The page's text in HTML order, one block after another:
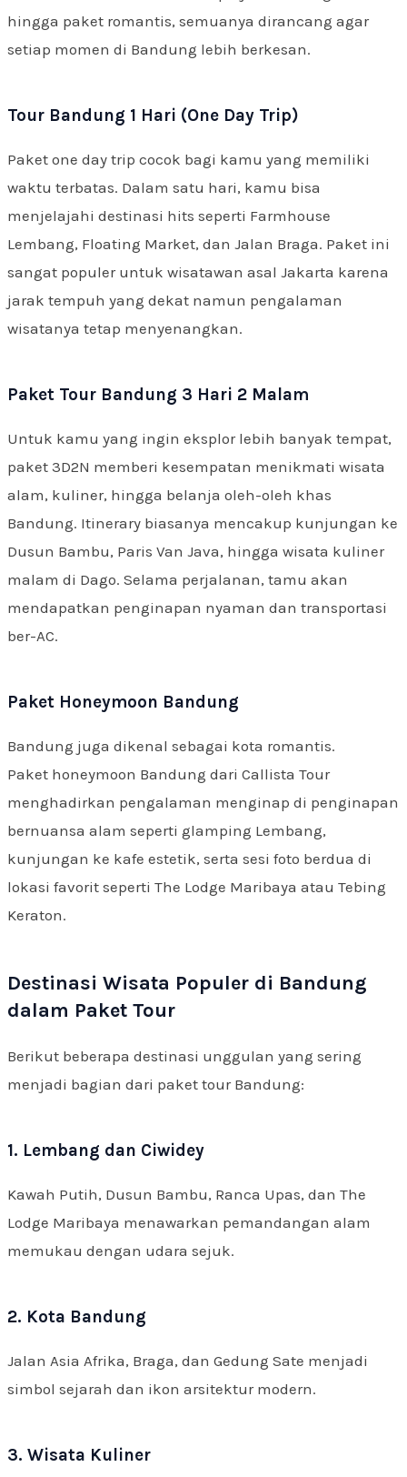
hingga paket romantis, semuanya dirancang agar
setiap momen di Bandung lebih berkesan.
Tour Bandung 1 Hari (One Day Trip)
Paket one day trip cocok bagi kamu yang memiliki
waktu terbatas. Dalam satu hari, kamu bisa
menjelajahi destinasi hits seperti Farmhouse
Lembang, Floating Market, dan Jalan Braga. Paket ini
sangat populer untuk wisatawan asal Jakarta karena
jarak tempuh yang dekat namun pengalaman
wisatanya tetap menyenangkan.
Paket Tour Bandung 3 Hari 2 Malam
Untuk kamu yang ingin eksplor lebih banyak tempat,
paket 3D2N memberi kesempatan menikmati wisata
alam, kuliner, hingga belanja oleh-oleh khas
Bandung. Itinerary biasanya mencakup kunjungan ke
Dusun Bambu, Paris Van Java, hingga wisata kuliner
malam di Dago. Selama perjalanan, tamu akan
mendapatkan penginapan nyaman dan transportasi
ber-AC.
Paket Honeymoon Bandung
Bandung juga dikenal sebagai kota romantis.
Paket honeymoon Bandung dari Callista Tour
menghadirkan pengalaman menginap di penginapan
bernuansa alam seperti glamping Lembang,
kunjungan ke kafe estetik, serta sesi foto berdua di
lokasi favorit seperti The Lodge Maribaya atau Tebing
Keraton.
Destinasi Wisata Populer di Bandung
dalam Paket Tour
Berikut beberapa destinasi unggulan yang sering
menjadi bagian dari paket tour Bandung:
1. Lembang dan Ciwidey
Kawah Putih, Dusun Bambu, Ranca Upas, dan The
Lodge Maribaya menawarkan pemandangan alam
memukau dengan udara sejuk.
2. Kota Bandung
Jalan Asia Afrika, Braga, dan Gedung Sate menjadi
simbol sejarah dan ikon arsitektur modern.
3. Wisata Kuliner